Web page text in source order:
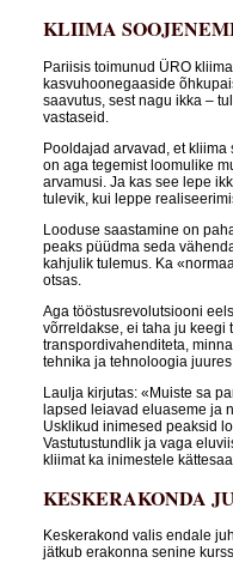
KLIIMA
Pariisis toimunud ÜRO
kasvuhoonegaaside
saavutus, sest nagu ikka –
vastaseid.
Pooldajad arvavad, et
on aga tegemist loomulike
arvamusi. Ja kas see lepe
tulevik, kui leppe
Looduse saastamine on
peaks püüdma seda
kahjulik tulemus. Ka
otsas.
Aga tööstusrevolutsiooni
võrreldakse, ei taha ju keegi
transpordivahenditeta,
tehnika ja tehnoloogia
Laulja kirjutas: «Muiste sa
lapsed leiavad eluaseme ja
Usklikud inimesed peaksid
Vastutustundlik ja vaga
kliimat ka inimestele
KESKERAKONDA
Keskerakond valis endale
jätkub erakonna senine